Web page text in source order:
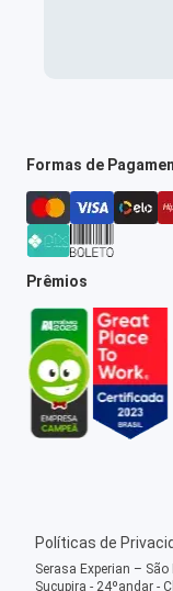
Formas de
Prêmios
Políticas de
Serasa Experian –
Sucupira - 24ºandar -